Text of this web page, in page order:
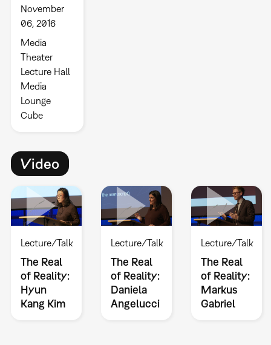
November
06, 2016
Media
Theater
Lecture Hall
Media
Lounge
Cube
Video
Lecture/Talk
The Real
of Reality:
Hyun
Kang Kim
Lecture/Talk
The Real
of Reality:
Daniela
Angelucci
Lecture/Talk
The Real
of Reality:
Markus
Gabriel